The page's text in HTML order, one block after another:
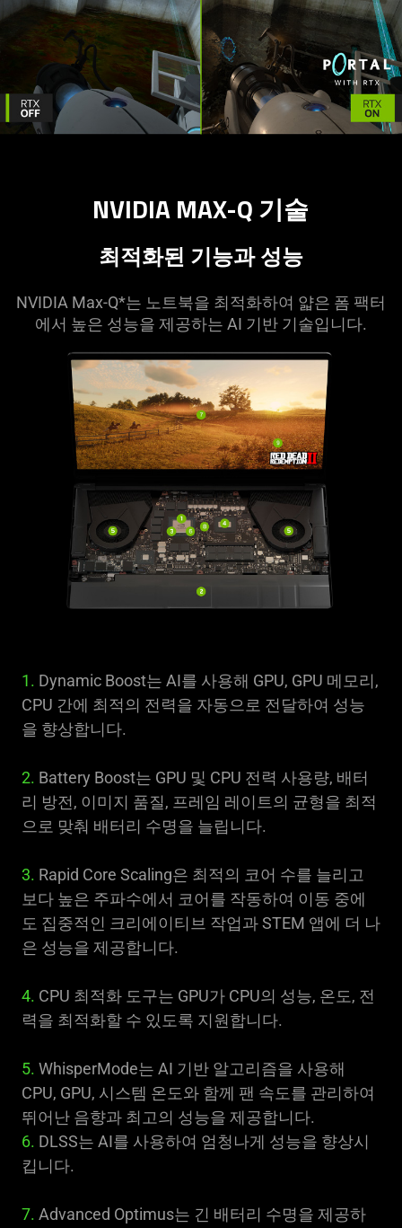
NVIDIA MAX-Q 기술
최적화된 기능과 성능
NVIDIA Max-Q*는 노트북을 최적화하여 얇은 폼 팩터
에서 높은 성능을 제공하는 AI 기반 기술입니다.
1. Dynamic Boost는 AI를 사용해 GPU, GPU 메모리,
CPU 간에 최적의 전력을 자동으로 전달하여 성능
을 향상합니다.
2. Battery Boost는 GPU 및 CPU 전력 사용량, 배터
리 방전, 이미지 품질, 프레임 레이트의 균형을 최적
으로 맞춰 배터리 수명을 늘립니다.
3. Rapid Core Scaling은 최적의 코어 수를 늘리고
보다 높은 주파수에서 코어를 작동하여 이동 중에
도 집중적인 크리에이티브 작업과 STEM 앱에 더 나
은 성능을 제공합니다.
4. CPU 최적화 도구는 GPU가 CPU의 성능, 온도, 전
력을 최적화할 수 있도록 지원합니다.
5. WhisperMode는 AI 기반 알고리즘을 사용해
CPU, GPU, 시스템 온도와 함께 팬 속도를 관리하여
뛰어난 음향과 최고의 성능을 제공합니다.
6. DLSS는 AI를 사용하여 엄청나게 성능을 향상시
킵니다.
7. Advanced Optimus는 긴 배터리 수명을 제공하